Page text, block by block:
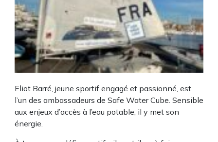
Eliot Barré, jeune sportif engagé et passionné, est
l’un des ambassadeurs de Safe Water Cube. Sensible
aux enjeux d’accès à l’eau potable, il y met son
énergie.